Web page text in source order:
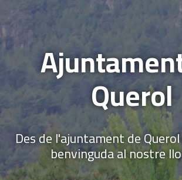
Querol
Des de l'ajuntament de
benvinguda al nostre